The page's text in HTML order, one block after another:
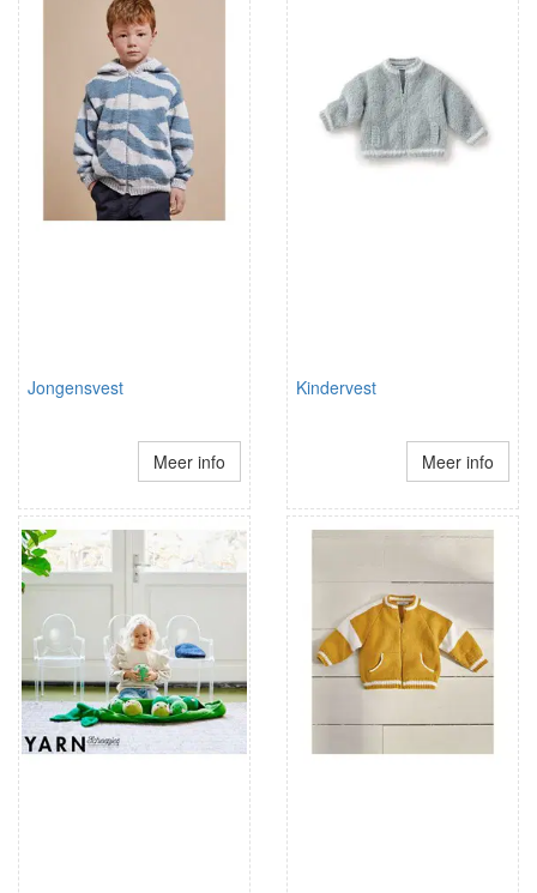
Jongensvest
Meer info
Kindervest
Meer info